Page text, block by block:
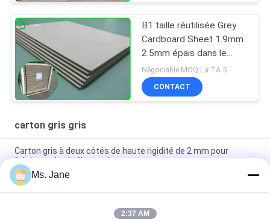
B1 taille réutilisée Grey
Cardboard Sheet 1.9mm
2.5mm épais dans le
format 70*100cm
Négociable MOQ:La TA 5
CONTACT
carton gris gris
Carton gris à deux côtés de haute rigidité de 2 mm pour
fabriquer des boîtes cadeaux
Tout bleu couleur Puzzle Jigsaw Carton 1,5 mm Blue
Chipboard Carton Stock
Carton de puzzle bleu clair 1000 grammes 1,5 mm Carton
Ms. Jane
2:37 AM